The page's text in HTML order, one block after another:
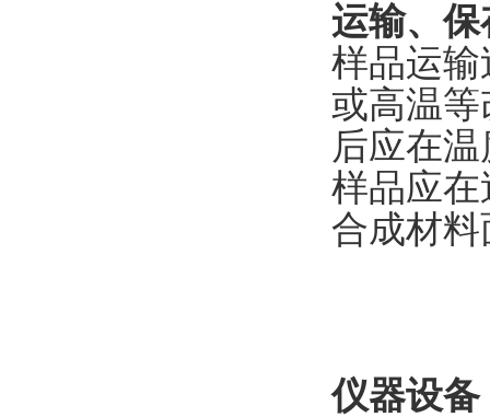
运输、
样品运
或高温
后应在
样品应在
合成材料
仪器设备